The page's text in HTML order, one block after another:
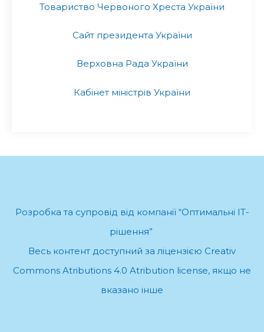
Товариство Червоного Хреста України
Сайт президента України
Верховна Рада України
Кабінет міністрів України
Розробка та супровід від компанії “Оптимальні ІТ-
рішення”.
Весь контент доступний за ліцензією Creativ
Commons Atributions 4.0 Atribution license, якщо не
вказано інше